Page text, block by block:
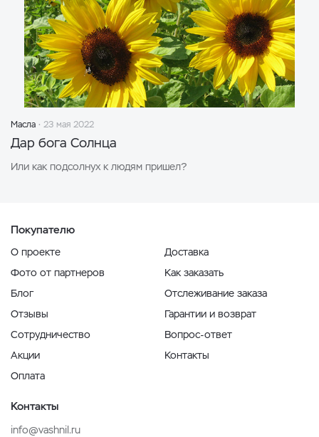
Масла 23 мая 2022
Дар бога Солнца
Или как подсолнух к людям пришел?
Покупателю
О проекте
Фото от партнеров
Блог
Отзывы
Сотрудничество
Акции
Оплата
Доставка
Как заказать
Отслеживание заказа
Гарантии и возврат
Вопрос-ответ
Контакты
Контакты
info@vashnil.ru